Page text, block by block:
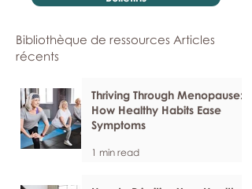
Bibliothèque de ressources Articles
récents
Thriving Through Menopause:
How Healthy Habits Ease
Symptoms
1 min read